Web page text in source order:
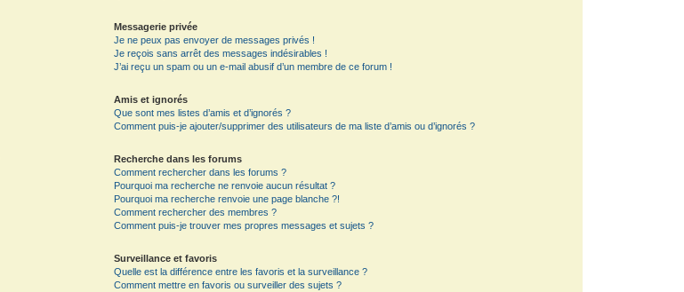
Messagerie privée
Je ne peux pas envoyer de messages privés !
Je reçois sans arrêt des messages indésirables !
J’ai reçu un spam ou un e-mail abusif d’un membre de ce forum !
Amis et ignorés
Que sont mes listes d’amis et d’ignorés ?
Comment puis-je ajouter/supprimer des utilisateurs de ma liste d’amis ou d’ignorés ?
Recherche dans les forums
Comment rechercher dans les forums ?
Pourquoi ma recherche ne renvoie aucun résultat ?
Pourquoi ma recherche renvoie une page blanche ?!
Comment rechercher des membres ?
Comment puis-je trouver mes propres messages et sujets ?
Surveillance et favoris
Quelle est la différence entre les favoris et la surveillance ?
Comment mettre en favoris ou surveiller des sujets ?